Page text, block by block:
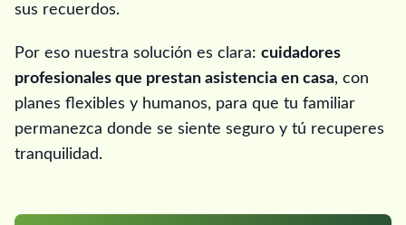
sus recuerdos.
Por eso nuestra solución es clara: cuidadores
profesionales que prestan asistencia en casa, con
planes flexibles y humanos, para que tu familiar
permanezca donde se siente seguro y tú recuperes
tranquilidad.